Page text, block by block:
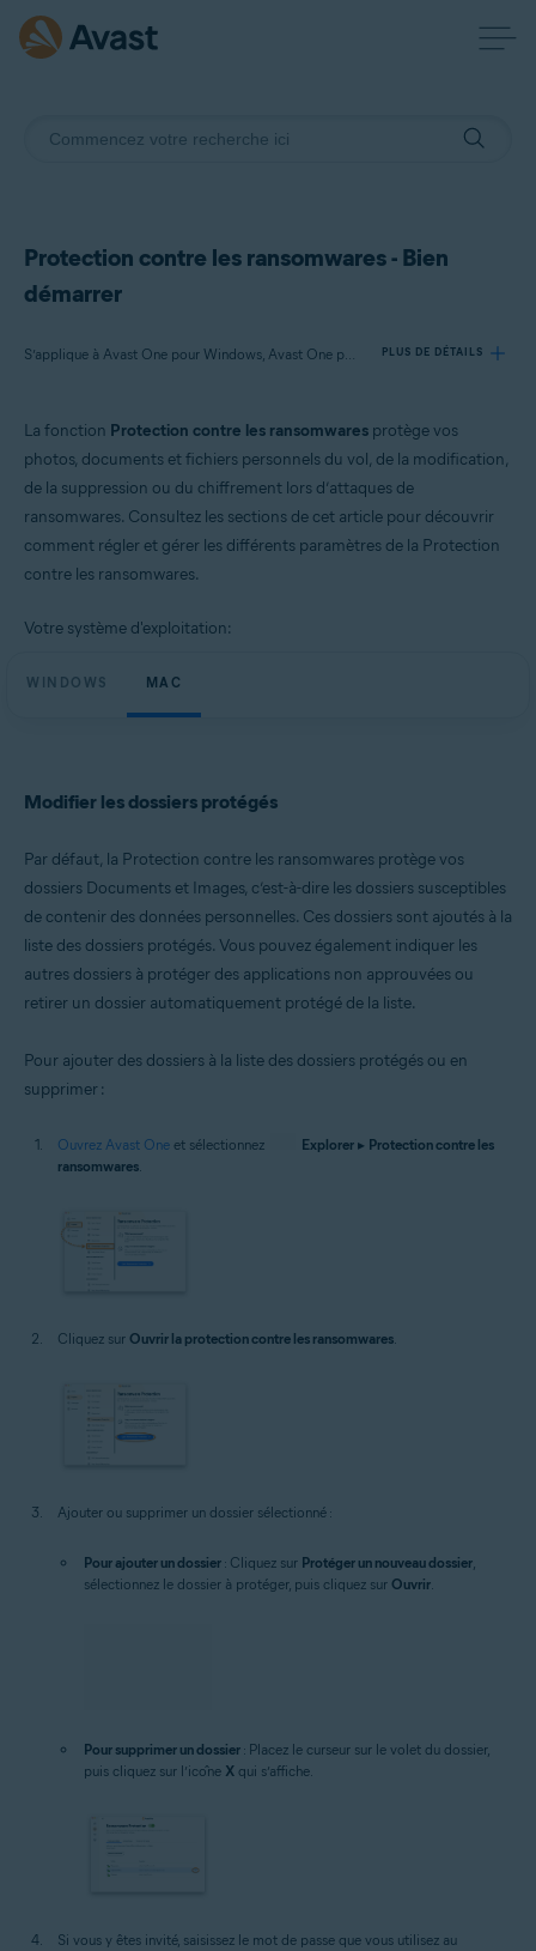
Protection contre les ransomwares - Bien
démarrer
S’applique à Avast One pour Windows, Avast One pour Mac PLUS DE DÉTAILS
Avast One 24.x pour Mac
Systèmes d'exploitation:
Microsoft Windows 11 Famille/Pro/Entreprise/Éducation
Microsoft Windows 8.1/Professionnel/Entreprise (32/64 bits)
Premium/Professionnel/Entreprise/Édition Intégrale - Service Pack 1
avec mise à jour cumulative de commodité (32/64 bits)
Apple macOS 12.x (Monterey)
Apple macOS 10.14.x (Mojave)
Apple macOS 10.13.x (High Sierra)
La fonction Protection contre les ransomwares protège vos
photos, documents et fichiers personnels du vol, de la modification,
de la suppression ou du chiffrement lors d’attaques de
ransomwares. Consultez les sections de cet article pour découvrir
comment régler et gérer les différents paramètres de la Protection
contre les ransomwares.
Votre système d'exploitation:
WINDOWS MAC
Modifier les dossiers protégés
Par défaut, la Protection contre les ransomwares protège vos
dossiers Documents et Images, c’est-à-dire les dossiers susceptibles
de contenir des données personnelles. Ces dossiers sont ajoutés à la
liste des dossiers protégés. Vous pouvez également indiquer les
autres dossiers à protéger des applications non approuvées ou
retirer un dossier automatiquement protégé de la liste.
Pour ajouter des dossiers à la liste des dossiers protégés ou en
supprimer :
Ouvrez Avast One et sélectionnez Explorer ▸ Protection contre les
ransomwares.
Cliquez sur Ouvrir la protection contre les ransomwares.
Ajouter ou supprimer un dossier sélectionné :
Pour ajouter un dossier : Cliquez sur Protéger un nouveau dossier
sélectionnez le dossier à protéger, puis cliquez sur Ouvrir
Pour supprimer un dossier : Placez le curseur sur le volet du dossier,
puis cliquez sur l’icône X qui s’affiche.
Si vous y êtes invité, saisissez le mot de passe que vous utilisez au